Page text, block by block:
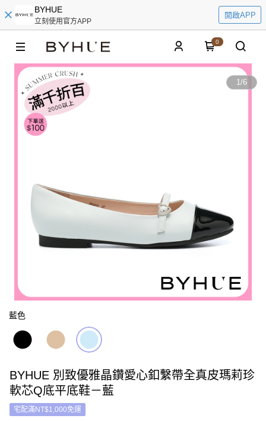
BYHUE
立刻使用官方APP
開啟APP
0
1/6
藍色
BYHUE 別致優雅晶鑽愛心釦繫帶全真皮瑪莉珍
軟芯Q底平底鞋－藍
宅配滿NT$1,000免運